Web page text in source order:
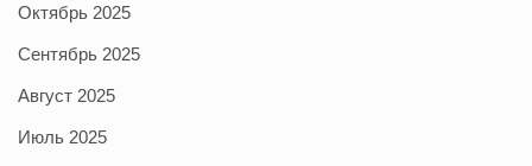
Октябрь 2025
Сентябрь 2025
Август 2025
Июль 2025